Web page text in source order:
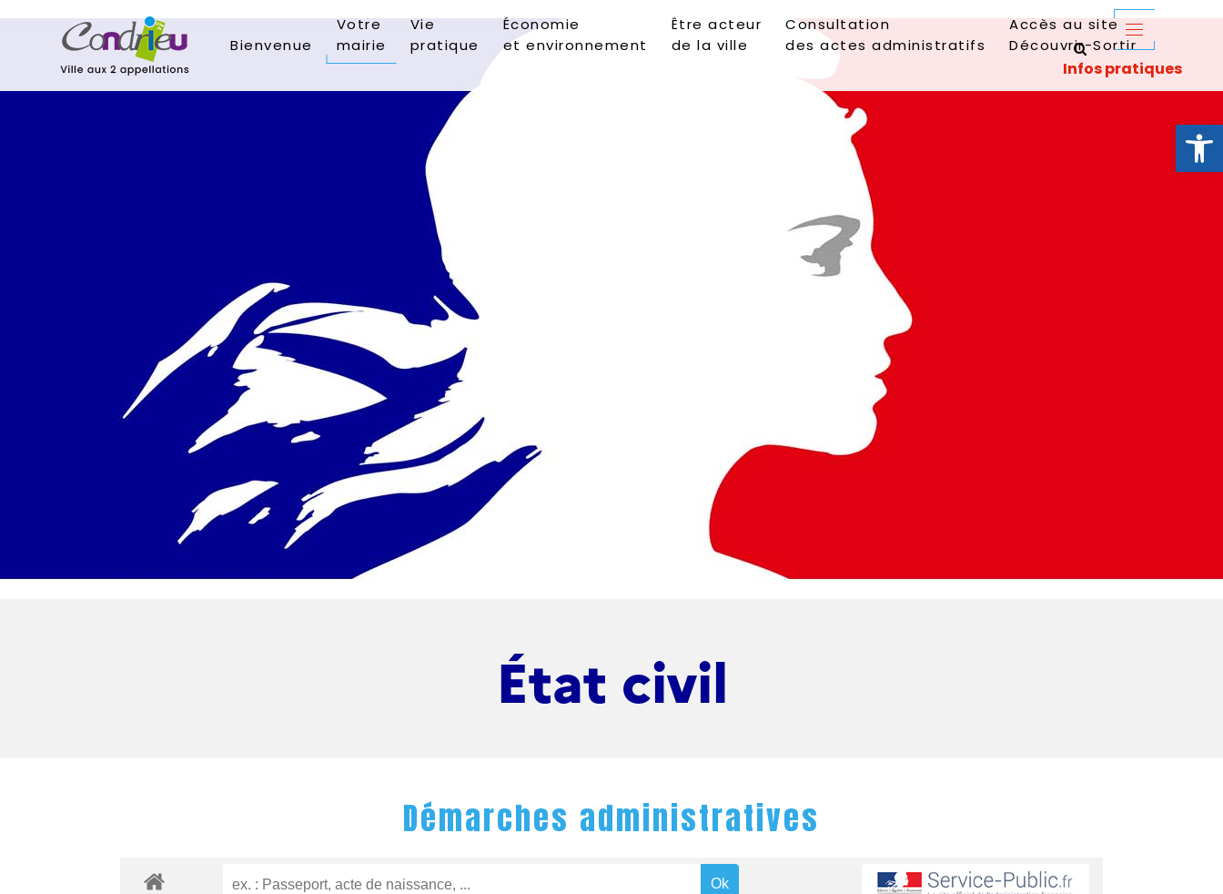
Ouvrir
Bienvenue
Votre
mairie
Vie
pratique
Économie
et environnement
Être acteur
de la ville
Consultation
des actes administratifs
Accès au site
Découvrir-Sortir
État civil
Démarches administratives